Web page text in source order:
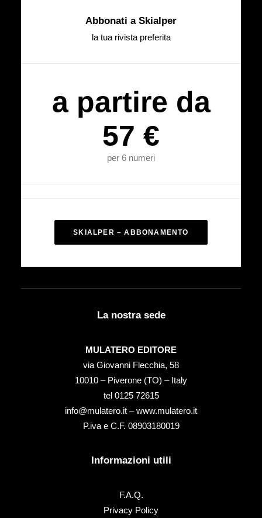
Abbonati a Skialper
la tua rivista preferita
a partire da
57 €
per 6 numeri
SKIALPER – ABBONAMENTO
La nostra sede
MULATERO EDITORE
via Giovanni Flecchia, 58
10010 – Piverone (TO) – Italy
tel ‭0125 72615‬
info@mulatero.it –www.mulatero.it
P.iva e C.F. 08903180019
Informazioni utili
F.A.Q.
Privacy Policy